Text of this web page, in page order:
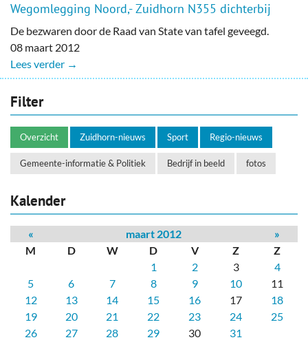
Wegomlegging Noord,- Zuidhorn N355 dichterbij
De bezwaren door de Raad van State van tafel geveegd.
08 maart 2012
Lees verder →
Filter
Overzicht Zuidhorn-nieuws Sport Regio-nieuws
Gemeente-informatie & Politiek Bedrijf in beeld fotos
Kalender
« maart 2012
»
M
D W D V Z
Z
1
2 3
4
5
6 7 8 9 10
11
12
13 14 15 16 17
18
19
20 21 22 23 24
25
26
27 28 29 30 31